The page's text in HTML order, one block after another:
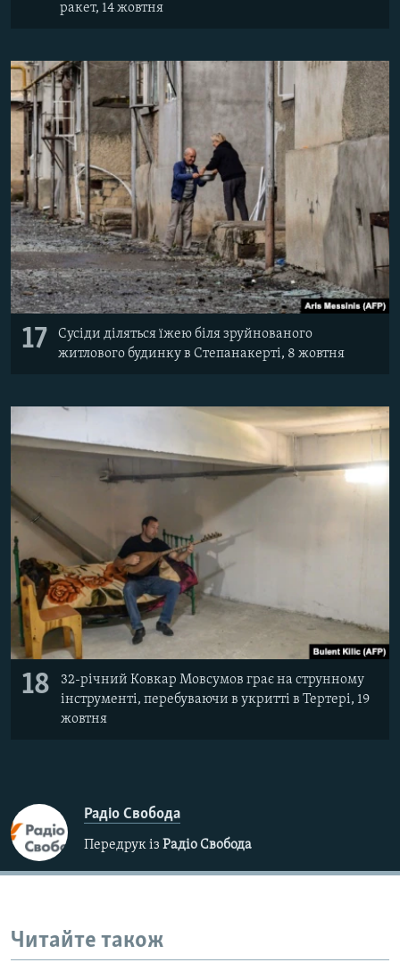
ракет, 14 жовтня
17
Сусіди діляться їжею біля зруйнованого
житлового будинку в Степанакерті, 8 жовтня
18
32-річний Ковкар Мовсумов грає на струнному
інструменті, перебуваючи в укритті в Тертері, 19
жовтня
Радіо Свобода
Передрук із Радіо Свобода
Читайте також